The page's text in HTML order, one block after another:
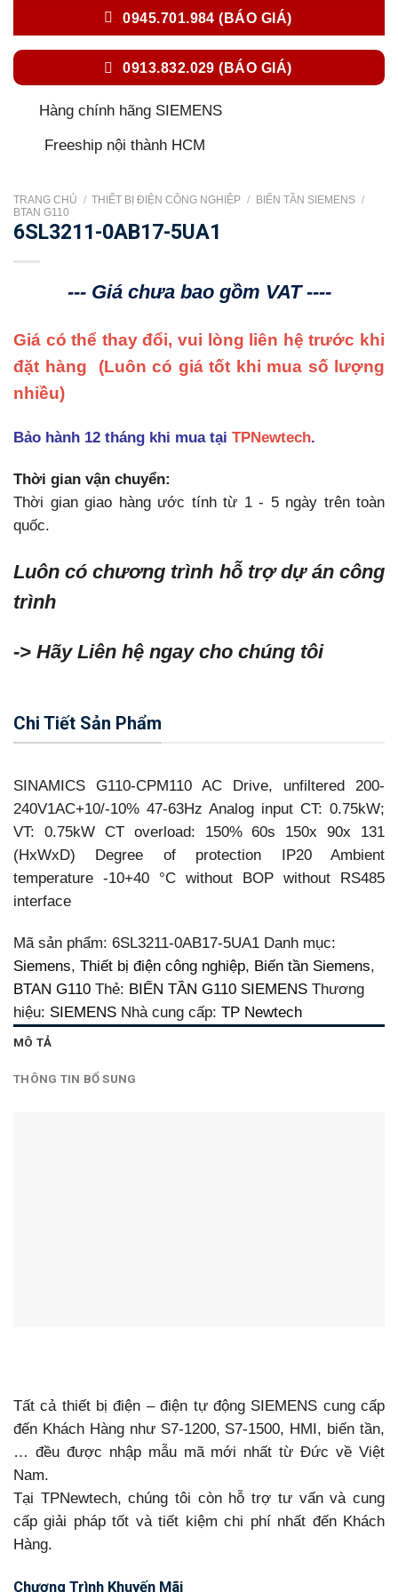
0945.701.984 (BÁO GIÁ)
0913.832.029 (BÁO GIÁ)
Hàng chính hãng SIEMENS
Freeship nội thành HCM
TRANG CHỦ / THIẾT BỊ ĐIỆN CÔNG NGHIỆP / BIẾN TẦN SIEMENS /
BTAN G110
6SL3211-0AB17-5UA1
--- Giá chưa bao gồm VAT ----
Giá có thể thay đổi, vui lòng liên hệ trước khi
đặt hàng (Luôn có giá tốt khi mua số lượng
nhiều)
Bảo hành 12 tháng khi mua tại TPNewtech.
Thời gian vận chuyển:
Thời gian giao hàng ước tính từ 1 - 5 ngày trên toàn
quốc.
Luôn có chương trình hỗ trợ dự án công
trình
-> Hãy Liên hệ ngay cho chúng tôi
Chi Tiết Sản Phẩm
SINAMICS G110-CPM110 AC Drive, unfiltered 200-
240V1AC+10/-10% 47-63Hz Analog input CT: 0.75kW;
VT: 0.75kW CT overload: 150% 60s 150x 90x 131
(HxWxD) Degree of protection IP20 Ambient
temperature -10+40 °C without BOP without RS485
interface
Mã sản phẩm: 6SL3211-0AB17-5UA1 Danh mục:
Siemens, Thiết bị điện công nghiệp, Biến tần Siemens,
BTAN G110 Thẻ: BIẾN TẦN G110 SIEMENS Thương
hiệu: SIEMENS Nhà cung cấp: TP Newtech
MÔ TẢ
THÔNG TIN BỔ SUNG
Tất cả thiết bị điện – điện tự động SIEMENS cung cấp
đến Khách Hàng như S7-1200, S7-1500, HMI, biến tần,
… đều được nhập mẫu mã mới nhất từ Đức về Việt
Nam.
Tại TPNewtech, chúng tôi còn hỗ trợ tư vấn và cung
cấp giải pháp tốt và tiết kiệm chi phí nhất đến Khách
Hàng.
Chương Trình Khuyến Mãi